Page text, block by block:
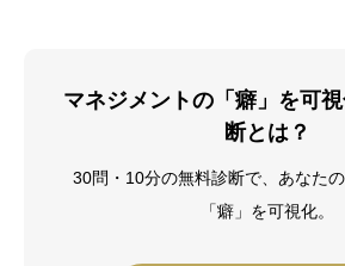
える。Harvard
Program for
修了（2019年）。そ
企業診断士として数
マネジメントの「癖」を可
断とは？
30問・10分の無料診断で、あなた
「癖」を可視化。